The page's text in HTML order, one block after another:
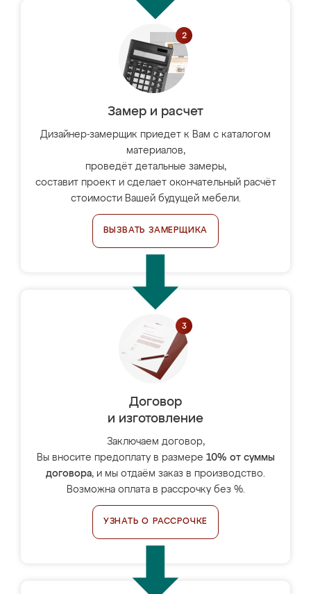
Замер и расчет
Дизайнер-замерщик приедет к Вам с каталогом
материалов,
проведёт детальные замеры,
составит проект и сделает окончательный расчёт
стоимости Вашей будущей мебели.
ВЫЗВАТЬ ЗАМЕРЩИКА
Договор
и изготовление
Заключаем договор,
Вы вносите предоплату в размере 10% от суммы
договора, и мы отдаём заказ в производство.
Возможна оплата в рассрочку без %.
УЗНАТЬ О РАССРОЧКЕ